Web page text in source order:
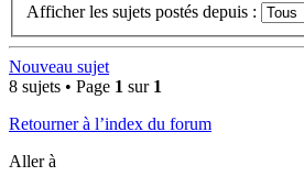
Afficher les sujets postés depuis :
Nouveau sujet
8 sujets • Page 1 sur 1
Retourner à l’index du forum
Aller à